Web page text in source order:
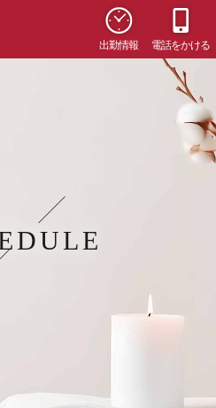
出勤情報 電話をかける